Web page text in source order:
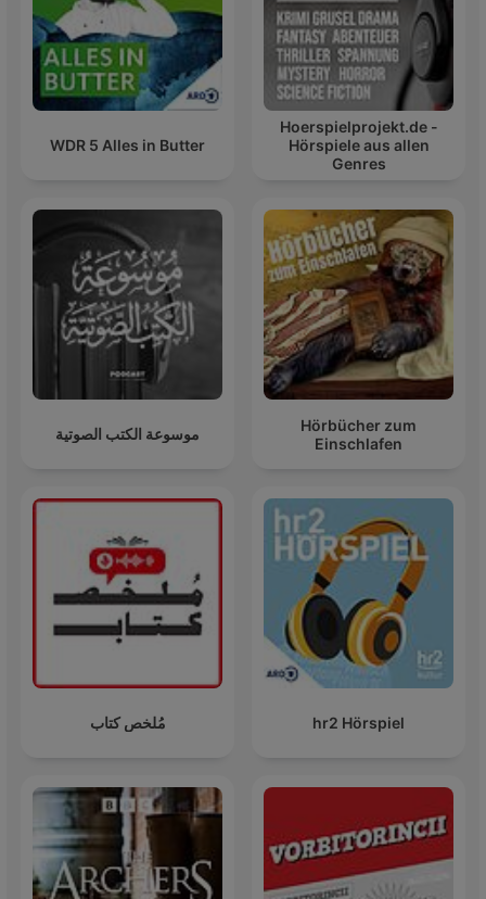
WDR 5 Alles in Butter
Hoerspielprojekt.de -
Hörspiele aus allen
Genres
موسوعة الكتب الصوتية
Hörbücher zum
Einschlafen
مُلخص كتاب hr2 Hörspiel